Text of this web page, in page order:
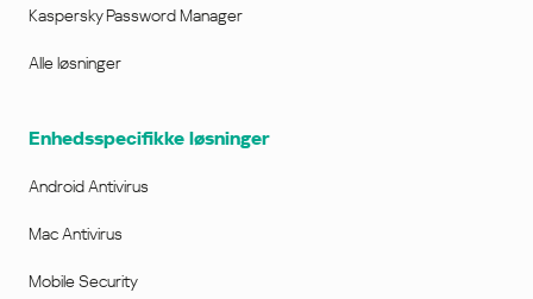
Kaspersky Password Manager
Alle løsninger
Enhedsspecifikke løsninger
Android Antivirus
Mac Antivirus
Mobile Security